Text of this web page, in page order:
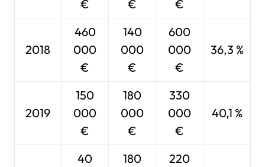
€ € €
2018
460
000
€
140
000
€
600
000
€
36,3 %
2019
150
000
€
180
000
€
330
000
€
40,1 %
40
180
220